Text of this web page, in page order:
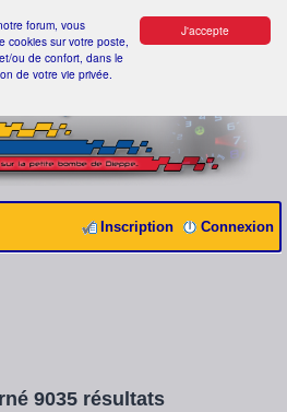
J'accepte
forum, vous
cookies sur votre poste,
ou de confort, dans le
de votre vie privée.
Connexion
Inscription
9035 résultats